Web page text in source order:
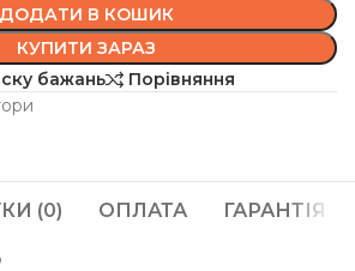
ДОДАТИ В КОШИК
КУПИТИ ЗАРАЗ
бажань
Порівняння
(0) ОПЛАТА ГАРАНТІЯ